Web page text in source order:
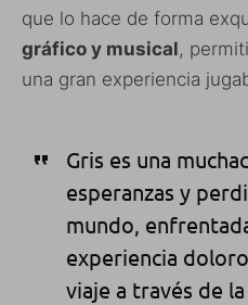
que lo hace de forma
gráfico y musical,
una gran experiencia
Gris es una
esperanzas y
mundo,
experiencia
viaje a través de